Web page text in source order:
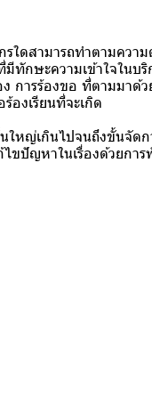
ดสามารถทำตามความ
ทักษะความเข้าใจในบ
การร้องขอ ที่ตามมาด้
องเรียนที่จะเกิด
หญ่เกินไปจนถึงขั้นจัดก
ขปัญหาในเรื่องด้วยกา